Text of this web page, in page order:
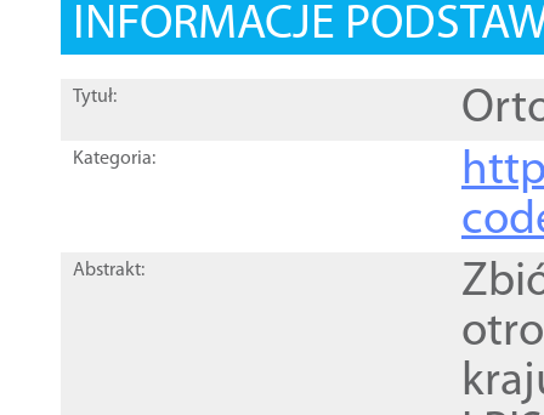
INFORMACJE
Tytuł:
Kategoria:
Abstrakt: